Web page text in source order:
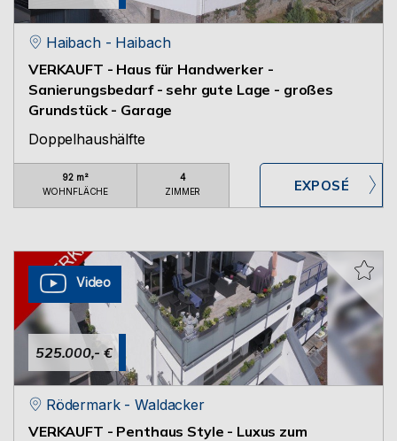
Haibach - Haibach
VERKAUFT - Haus für Handwerker -
Sanierungsbedarf - sehr gute Lage - großes
Grundstück - Garage
Doppelhaushälfte
92 m²
WOHNFLÄCHE
4
ZIMMER
525.000,- €
Video
Rödermark - Waldacker
VERKAUFT - Penthaus Style - Luxus zum